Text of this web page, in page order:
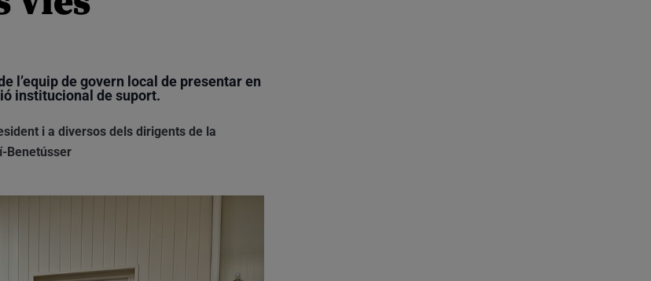
l’equip de govern local de presentar en
institucional de suport.
i a diversos dels dirigents de la
Benetússer